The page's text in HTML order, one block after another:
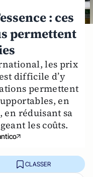
: ces
permettent
les prix
difficile d’y
permettent
en
réduisant sa
les coûts.
CLASSER